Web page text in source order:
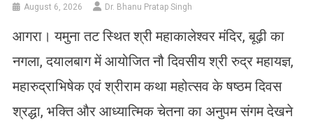
August 6, 2026 Dr. Bhanu Pratap Singh
आगरा। यमुना तट स्थित श्री महाकालेश्वर मंदिर, बूढ़ी का
नगला, दयालबाग में आयोजित नौ दिवसीय श्री रुद्र महायज्ञ,
महारुद्राभिषेक एवं श्रीराम कथा महोत्सव के षष्ठम दिवस
श्रद्धा, भक्ति और आध्यात्मिक चेतना का अनुपम संगम देखने